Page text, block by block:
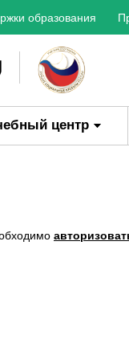
образования
центр